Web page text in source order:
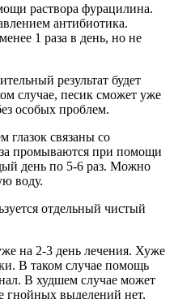
раствора фурацилина.
антибиотика.
1 раза в день, но не
результат будет
случае, песик сможет уже
особых проблем.
глазок связаны со
промываются при помощи
день по 5-6 раз. Можно
воду.
отдельный чистый
на 2-3 день лечения. Хуже
В таком случае помощь
В худшем случае может
гнойных выделений нет,